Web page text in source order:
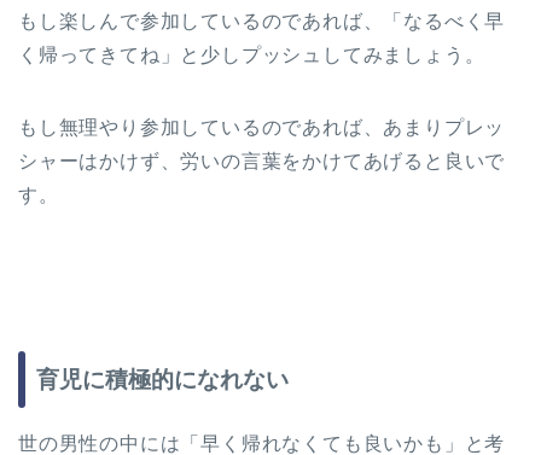
もし楽しんで参加しているのであれば、「なるべく早
く帰ってきてね」と少しプッシュしてみましょう。
もし無理やり参加しているのであれば、あまりプレッ
シャーはかけず、労いの言葉をかけてあげると良いで
す。
育児に積極的になれない
世の男性の中には「早く帰れなくても良いかも」と考